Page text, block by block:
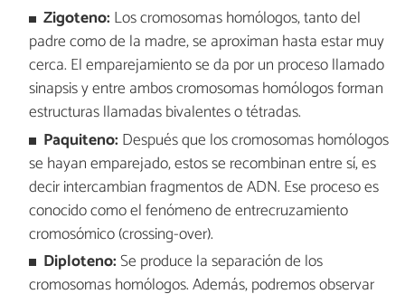
Zigoteno: Los cromosomas homólogos, tanto del
padre como de la madre, se aproximan hasta estar muy
cerca. El emparejamiento se da por un proceso llamado
sinapsis y entre ambos cromosomas homólogos forman
estructuras llamadas bivalentes o tétradas.
Paquiteno: Después que los cromosomas homólogos
se hayan emparejado, estos se recombinan entre sí, es
decir intercambian fragmentos de ADN. Ese proceso es
conocido como el fenómeno de entrecruzamiento
cromosómico (crossing-over).
Diploteno:Se produce la separación de los
cromosomas homólogos. Además, podremos observar